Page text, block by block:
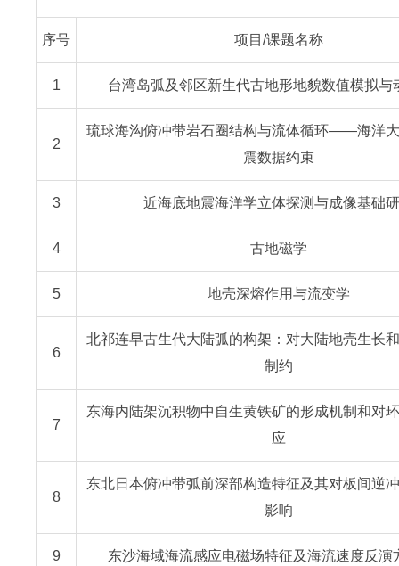
序号 项目/课题名称
1 台湾岛弧及邻区新生代古地形地貌数值模拟与
2
琉球海沟俯冲带岩石圈结构与流体循环——海洋
震数据约束
3 近海底地震海洋学立体探测与成像基础
4 古地磁学
5 地壳深熔作用与流变学
6
北祁连早古生代大陆弧的构架：对大陆地壳生长
制约
7
东海内陆架沉积物中自生黄铁矿的形成机制和对
应
8
东北日本俯冲带弧前深部构造特征及其对板间逆
影响
9 东沙海域海流感应电磁场特征及海流速度反演